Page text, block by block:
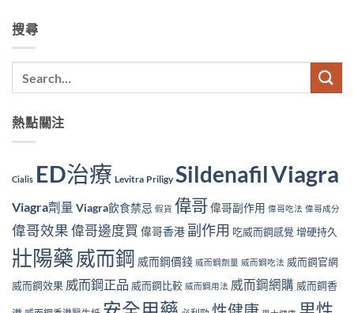
搜尋
熱點關注
Cialis ED治療 Levitra Priligy SildenafilViagra
Viagra劑量 Viagra飲食禁忌 假貨 偉哥偉哥副作用 偉哥吃法 偉哥成分
偉哥效果偉哥邊度買 偉哥香港 副作用 吃威而鋼感覺 增硬持久
壯陽藥 威而鋼 威而鋼價錢 威而鋼劑量 威而鋼吃法 威而鋼官網
威而鋼效果 威而鋼正品 威而鋼比較 威而鋼用法 威而鋼網購 威而鋼香